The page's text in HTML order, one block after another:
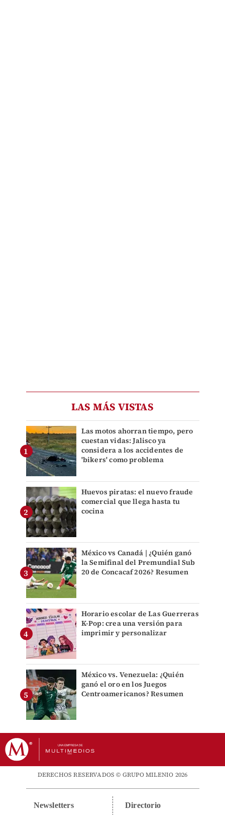
LAS MÁS VISTAS
Las motos ahorran tiempo, pero
cuestan vidas: Jalisco ya
considera a los accidentes de
'bikers' como problema
Huevos piratas: el nuevo fraude
comercial que llega hasta tu
cocina
México vs Canadá | ¿Quién ganó
la Semifinal del Premundial Sub
20 de Concacaf 2026? Resumen
Horario escolar de Las Guerreras
K-Pop: crea una versión para
imprimir y personalizar
México vs. Venezuela: ¿Quién
ganó el oro en los Juegos
Centroamericanos? Resumen
DERECHOS RESERVADOS © GRUPO MILENIO 2026
Newsletters Directorio